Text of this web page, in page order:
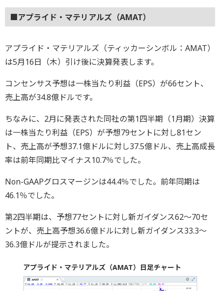
■アプライド・マテリアルズ（AMAT）
アプライド・マテリアルズ（ティッカーシンボル：AMAT）
は5月16日（木）引け後に決算発表します。
コンセンサス予想は一株当たり利益（EPS）が66セント、
売上高が34.8億ドルです。
ちなみに、2月に発表された同社の第1四半期（1月期）決算
は一株当たり利益（EPS）が予想79セントに対し81セン
ト、売上高が予想37.1億ドルに対し37.5億ドル、売上高成長
率は前年同期比マイナス10.7％でした。
Non-GAAPグロスマージンは44.4％でした。前年同期は
46.1％でした。
第2四半期は、予想77セントに対し新ガイダンス62～70セ
ントが、売上高予想36.6億ドルに対し新ガイダンス33.3～
36.3億ドルが提示されました。
アプライド・マテリアルズ（AMAT）日足チャート